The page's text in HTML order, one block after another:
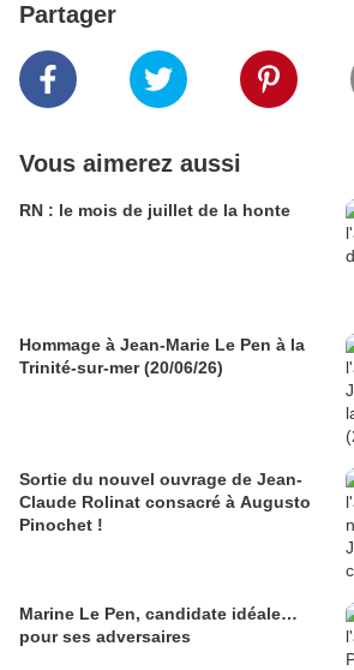
Partager
Vous aimerez aussi
RN : le mois de juillet de la honte
Hommage à Jean-Marie Le Pen à la
Trinité-sur-mer (20/06/26)
Sortie du nouvel ouvrage de Jean-
Claude Rolinat consacré à Augusto
Pinochet !
Marine Le Pen, candidate idéale…
pour ses adversaires